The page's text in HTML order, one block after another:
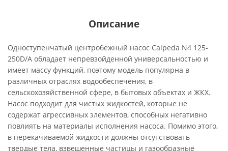
Описание
Одноступенчатый центробежный насос Calpeda N4 125-
250D/A обладает непревзойденной универсальностью и
имеет массу функций, поэтому модель популярна в
различных отраслях водообеспечения, в
сельскохозяйственной сфере, в бытовых объектах и ЖКХ.
Насос подходит для чистых жидкостей, которые не
содержат агрессивных элементов, способных негативно
повлиять на материалы исполнения насоса. Помимо этого,
в перекачиваемой жидкости должны отсутствовать
твердые тела, взвешенные частицы и газообразные